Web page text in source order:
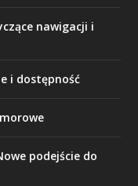
nawigacji i
i dostępność
podejście do